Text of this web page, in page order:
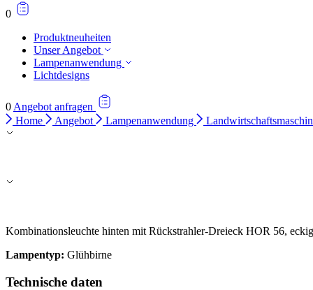
0
Produktneuheiten
Unser Angebot
Lampenanwendung
Lichtdesigns
0 Angebot anfragen
Home
Angebot Lampenanwendung
Kombinationsleuchte hinten mit Rückstrahler-Dreieck HOR 56,
Lampentyp: Glühbirne
Technische daten